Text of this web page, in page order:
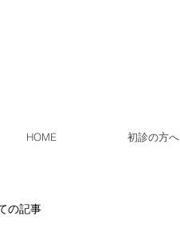
HOME 初診の方へ
の記事